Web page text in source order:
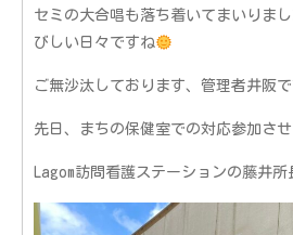
セミの大合唱も落ち着いてまいりま
びしい日々ですね
ご無沙汰しております、管理者井阪
先日、まちの保健室での対応参加さ
Lagom訪問看護ステーションの藤井所